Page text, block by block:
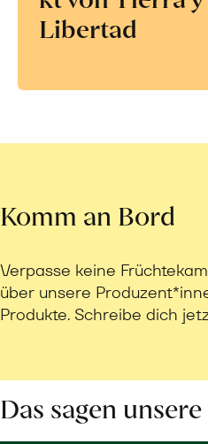
Libertad
Komm an Bord
Verpasse keine
über unsere
Produkte. Schreibe dich
Das sagen